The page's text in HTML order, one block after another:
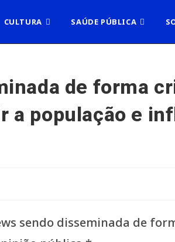
CULTURA SAÚDE PÚBLICA
de forma
a população e